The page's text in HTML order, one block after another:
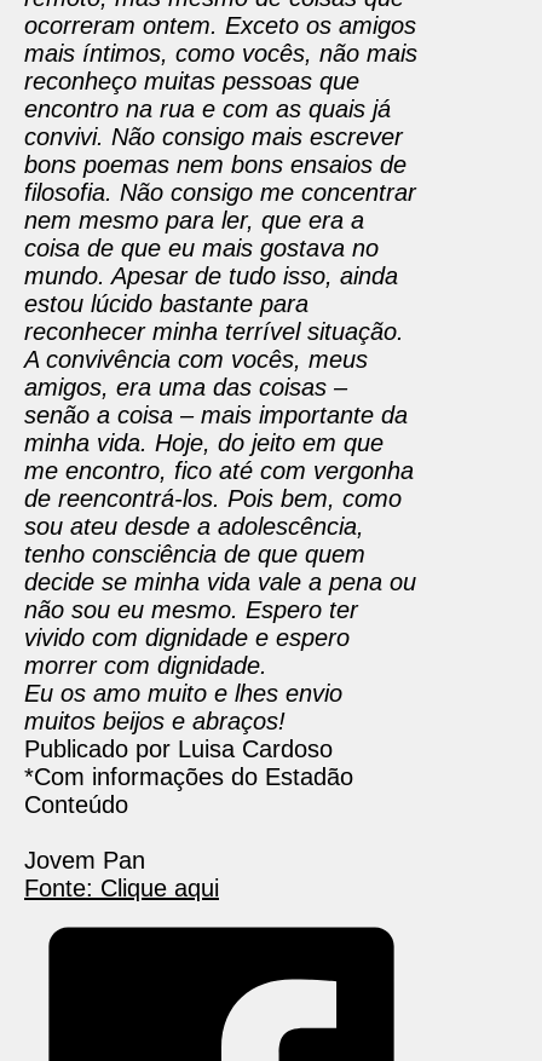
ocorreram ontem. Exceto os amigos
mais íntimos, como vocês, não mais
reconheço muitas pessoas que
encontro na rua e com as quais já
convivi. Não consigo mais escrever
bons poemas nem bons ensaios de
filosofia. Não consigo me concentrar
nem mesmo para ler, que era a
coisa de que eu mais gostava no
mundo. Apesar de tudo isso, ainda
estou lúcido bastante para
reconhecer minha terrível situação.
A convivência com vocês, meus
amigos, era uma das coisas –
senão a coisa – mais importante da
minha vida. Hoje, do jeito em que
me encontro, fico até com vergonha
de reencontrá-los. Pois bem, como
sou ateu desde a adolescência,
tenho consciência de que quem
decide se minha vida vale a pena ou
não sou eu mesmo. Espero ter
vivido com dignidade e espero
morrer com dignidade.
Eu os amo muito e lhes envio
muitos beijos e abraços!
Publicado por Luisa Cardoso
*Com informações do Estadão
Conteúdo
Jovem Pan
Fonte: Clique aqui